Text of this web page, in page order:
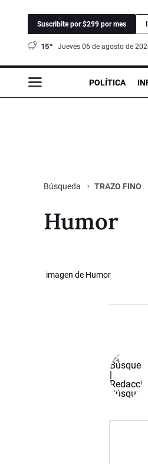
Suscribite por $299 por mes
15° jueves 06 de agosto de
POLÍTICA
Búsqueda TRAZO FINO
Humor
imagen de Humor